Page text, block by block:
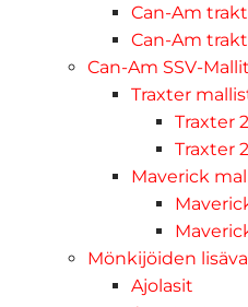
Can-Am
Can-Am
Can-Am SSV-Mallit
Traxter
Traxter
Traxter
Maverick
Mönkijöiden
Ajolasit